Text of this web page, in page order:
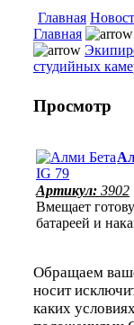
Главная
Главная
студийных
Просмотр
Артикул: 3902
Вмещает
батареей и
Обращаем
носит
каких